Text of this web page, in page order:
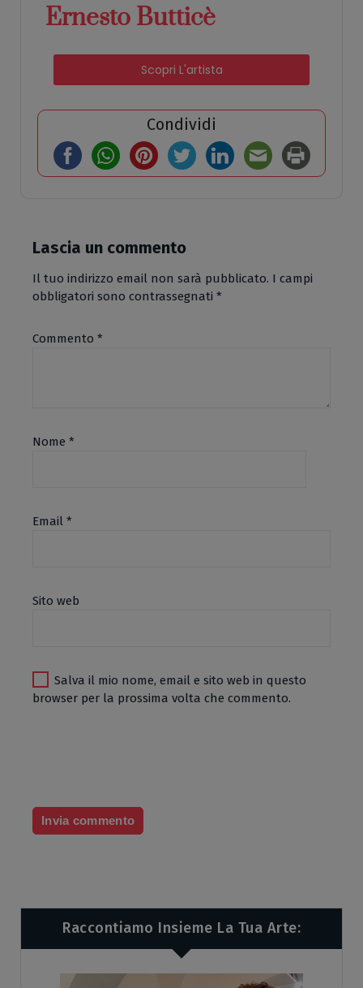
Ernesto Butticè
Scopri L'artista
Condividi
Lascia un commento
Il tuo indirizzo email non sarà pubblicato. I campi
obbligatori sono contrassegnati *
Commento *
Nome *
Email *
Sito web
Salva il mio nome, email e sito web in questo
browser per la prossima volta che commento.
Raccontiamo Insieme La Tua Arte: